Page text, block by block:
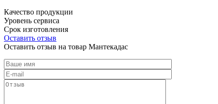
Качество продукции
Уровень сервиса
Срок изготовления
Оставить отзыв
Оставить отзыв на товар Мантекадас